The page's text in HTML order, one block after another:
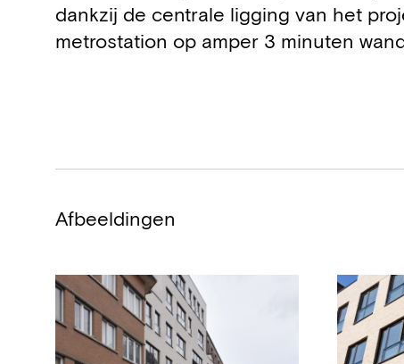
dankzij de centrale ligging van het
metrostation op amper 3 minuten
Afbeeldingen